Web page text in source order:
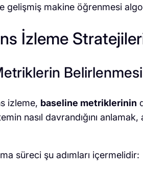
gelişmiş makine öğrenmesi
İzleme
Belirlenmesi
izleme, baseline metriklerinin
nasıl davrandığını
süreci şu adımları içermelidir: